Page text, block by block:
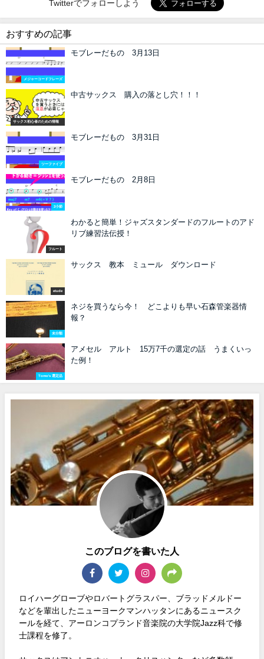
Twitterでフォローしよう
おすすめの記事
メジャーコードフレーズ
モブレーだもの 3月13日
サックス初心者のための情報
中古サックス 購入の落とし穴！！！
ツーファイブ
モブレーだもの 3月31日
2小節
モブレーだもの 2月8日
フルート
わかると簡単！ジャズスタンダードのフルートのアド
リブ練習法伝授！
etude
サックス 教本 ミュール ダウンロード
未分類
ネジを買うなら今！ どこよりも早い石森管楽器情
報？
Tomo's 選定品
アメセル アルト 15万7千の選定の話 うまくいっ
た例！
このブログを書いた人
ロイハーグローブやロバートグラスパー、ブラッドメルドー
などを輩出したニューヨークマンハッタンにあるニュースク
ールを経て、アーロンコプランド音楽院の大学院Jazz科で修
士課程を修了。